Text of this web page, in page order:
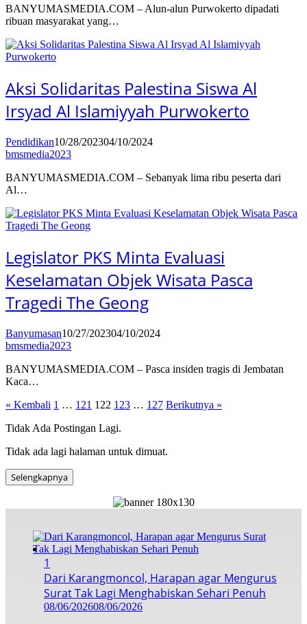
BANYUMASMEDIA.COM – Alun-alun Purwokerto dipadati
ribuan masyarakat yang…
Aksi Solidaritas Palestina Siswa Al
Irsyad Al Islamiyyah Purwokerto
Pendidikan10/28/202304/10/2024
bmsmedia2023
BANYUMASMEDIA.COM – Sebanyak lima ribu peserta dari
Al…
Legislator PKS Minta Evaluasi
Keselamatan Objek Wisata Pasca
Tragedi The Geong
Banyumasan10/27/202304/10/2024
bmsmedia2023
BANYUMASMEDIA.COM – Pasca insiden tragis di Jembatan
Kaca…
Paginasi
pos
« Kembali 1 … 121 122 123 … 127 Berikutnya »
Tidak Ada Postingan Lagi.
Tidak ada lagi halaman untuk dimuat.
Selengkapnya
1
Dari Karangmoncol, Harapan agar Mengurus
Surat Tak Lagi Menghabiskan Sehari Penuh
08/06/202608/06/2026